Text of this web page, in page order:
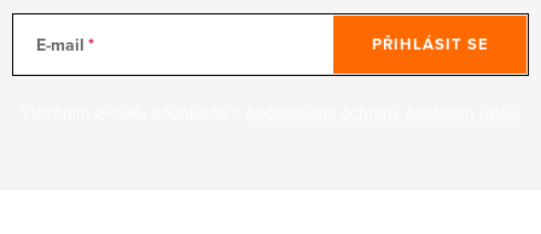
E-mail PŘIHLÁSIT SE